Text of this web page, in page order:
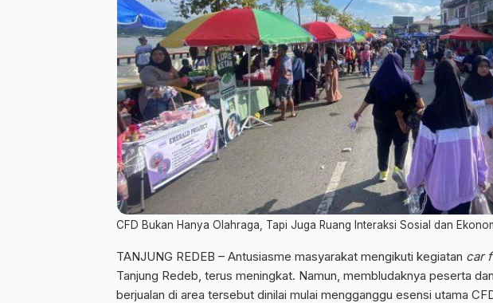
CFD Bukan Hanya Olahraga, Tapi Juga Ruang Interaksi Sosial dan
TANJUNG REDEB – Antusiasme masyarakat mengikuti kegiatan car
Tanjung Redeb, terus meningkat. Namun, membludaknya peserta
berjualan di area tersebut dinilai mulai mengganggu esensi utama